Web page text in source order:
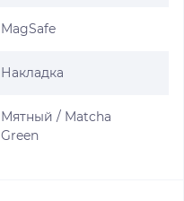
MagSafe
Накладка
Мятный / Matcha
Green